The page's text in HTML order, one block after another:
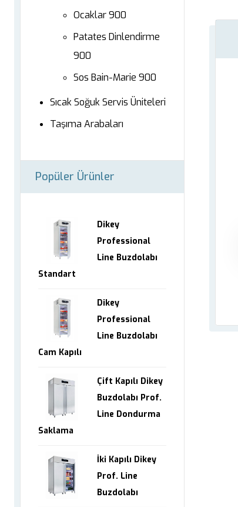
Ocaklar 900
Patates Dinlendirme
900
Sos Bain-Marie 900
Sıcak Soğuk Servis Üniteleri
Taşıma Arabaları
Popüler Ürünler
Dikey
Professional
Line Buzdolabı
Standart
Dikey
Professional
Line Buzdolabı
Cam Kapılı
Çift Kapılı Dikey
Buzdolabı Prof.
Line Dondurma
Saklama
İki Kapılı Dikey
Prof. Line
Buzdolabı